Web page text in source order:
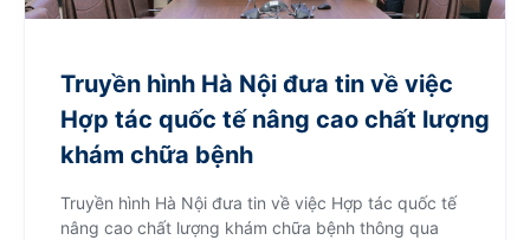
Truyền hình Hà Nội đưa tin về việc
Hợp tác quốc tế nâng cao chất lượng
khám chữa bệnh
Truyền hình Hà Nội đưa tin về việc Hợp tác quốc tế
nâng cao chất lượng khám chữa bệnh thông qua